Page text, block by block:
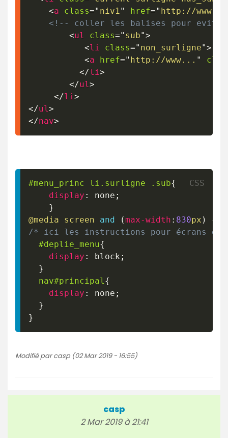
<a class=" niv1 " href=" http://www...
<!-- coller les balises pour eviter
<ul class=" sub">
<li class=" non_surligne">
<a href=" http://www... "
</li >
</ul >
</li >
</ul >
</nav>
#menu_princ li .surligne .sub{
display : none ;
}
@media screen and (max-width : 830px )
{
/* ici les instructions pour écrans de
#deplie_menu{
display : block ;
}
nav#principal {
display : none ;
}
}
Modifié par casp (02 Mar 2019 - 16:55)
casp
2 Mar 2019 à 21:41